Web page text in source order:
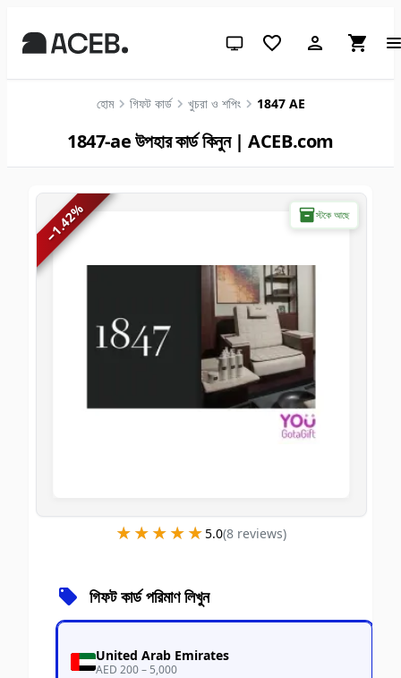
সিস্টেম থিম (লাইটের জন্য ক্লিক করুন)
হোম গিফট কার্ড খুচরা ও শপিং 1847 AE
1847-ae উপহার কার্ড কিনুন | ACEB.com
স্টকে আছে
−
1.42
%
★★★★★
★★★★★5.0(8reviews)
গিফট কার্ড পরিমাণ লিখুন
United Arab Emirates
AED 200 – 5,000